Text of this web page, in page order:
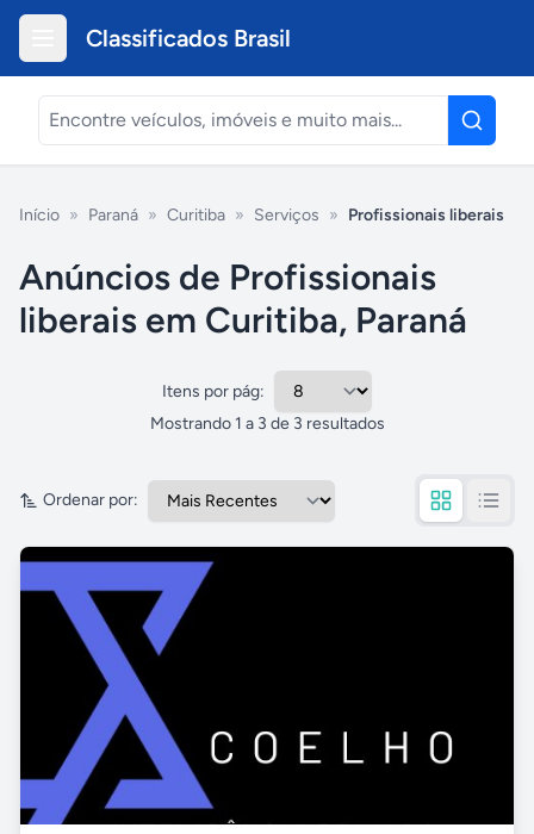
Classificados Brasil
Início » Paraná » Curitiba » Serviços » Profissionais liberais
Anúncios de Profissionais
liberais em Curitiba, Paraná
Itens por pág:
Mostrando 1 a 3 de 3 resultados
Ordenar por: